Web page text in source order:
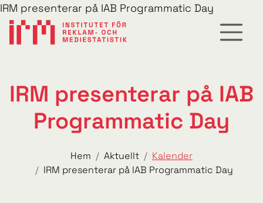
IRM presenterar på IAB Programmatic Day
IRM presenterar på IAB
Programmatic Day
Hem Aktuellt
Kalender
IRM presenterar på IAB Programmatic Day